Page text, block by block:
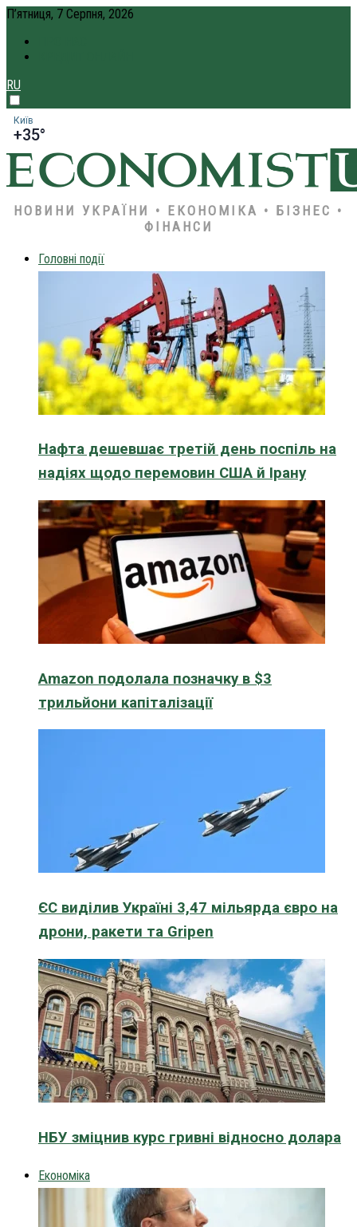
П’ятниця, 7 Серпня, 2026
RU
Київ
+35°
НОВИНИ УКРАЇНИ • ЕКОНОМІКА • БІЗНЕС •
ФІНАНСИ
Головні події
Нафта дешевшає третій день поспіль на
надіях щодо перемовин США й Ірану
Amazon подолала позначку в $3
трильйони капіталізації
ЄС виділив Україні 3,47 мільярда євро на
дрони, ракети та Gripen
НБУ зміцнив курс гривні відносно долара
Економіка